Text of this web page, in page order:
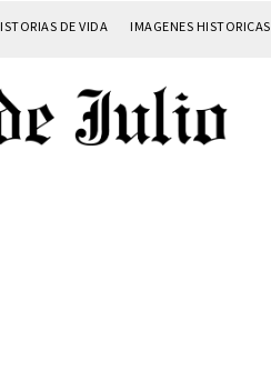
DE VIDA IMAGENES HISTORICAS